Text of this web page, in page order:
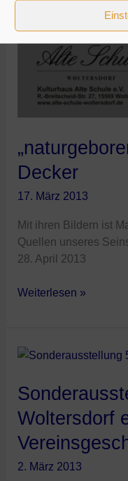
Decker
17. März 2013
Mit ihren Bildern ist
Quellen unseres
28. April 2013
Weiterlesen »
Woltersdorf
2. März 2013
Sonderausstellung:
Jahre
MC
Woltersdorf
e.V.
ADMV